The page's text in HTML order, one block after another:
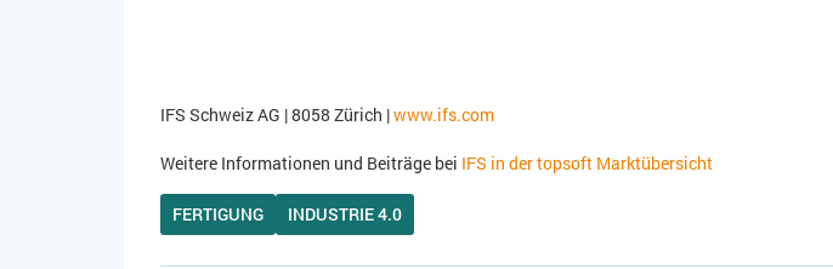
IFS Schweiz AG | 8058 Zürich |www.ifs.com
Weitere Informationen und Beiträge bei IFS in der topsoft Marktübersicht
FERTIGUNG INDUSTRIE 4.0